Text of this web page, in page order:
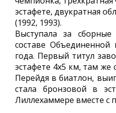
эстафете, двукратная
(1992, 1993).
Выступала за
составе
года. Первый титул
эстафете 4x5 км, там же
Перейдя в биатлон,
стала бронзовой в
Лиллехаммере вместе с